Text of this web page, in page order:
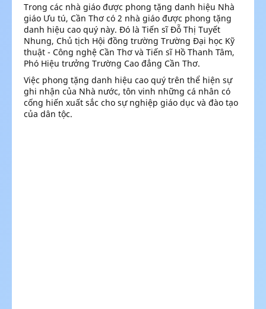
Trong các nhà giáo được phong tặng danh hiệu Nhà
giáo Ưu tú, Cần Thơ có 2 nhà giáo được phong tặng
danh hiệu cao quý này. Đó là Tiến sĩ Đỗ Thị Tuyết
Nhung, Chủ tịch Hội đồng trường Trường Đại học Kỹ
thuật - Công nghệ Cần Thơ và Tiến sĩ Hồ Thanh Tâm,
Phó Hiệu trưởng Trường Cao đẳng Cần Thơ.
Việc phong tặng danh hiệu cao quý trên thể hiện sự
ghi nhận của Nhà nước, tôn vinh những cá nhân có
cống hiến xuất sắc cho sự nghiệp giáo dục và đào tạo
của dân tộc.